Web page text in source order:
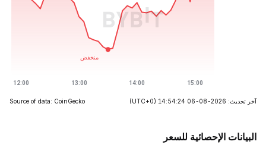
آخر تحديث: 2026-08-06 14:54:24 (UTC+0)
Source of data: CoinGecko
البيانات الإحصائية للسعر